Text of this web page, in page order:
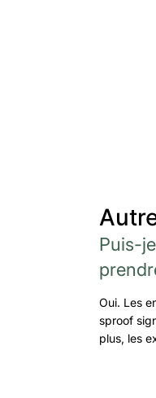
Puis-
Oui. Les
sproof
plus, les